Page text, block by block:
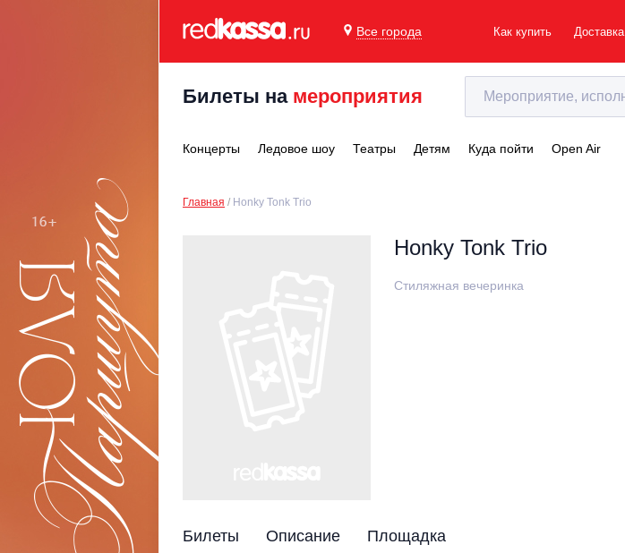
Все города Как купить Доставка
Билеты на мероприятия
Концерты Ледовое шоу Театры Детям Куда пойти Open Air
Главная Honky Tonk Trio
Honky Tonk Trio
Стиляжная вечеринка
Билеты Описание Площадка